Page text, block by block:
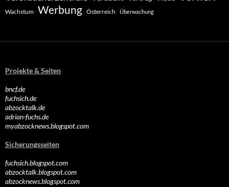
Wachstum Werbung Österreich Überwachung
Projekte & Seiten
bncf.de
fuchsich.de
abzocktalk.de
adrian-fuchs.de
myabzocknews.blogspot.com
Sicherungsseiten
fuchsich.blogspot.com
abzocktalk.blogspot.com
abzocknews.blogspot.com